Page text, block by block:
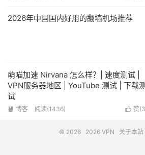
2026年中国国内好用的翻墙机场推荐
萌喵加速 Nirvana 怎么样？| 速度测试 |
VPN服务器地区 | YouTube 测试 | 下载
试
 赞(
 博客 阅读(1436)
© 2026 2026 VPN 关于本站